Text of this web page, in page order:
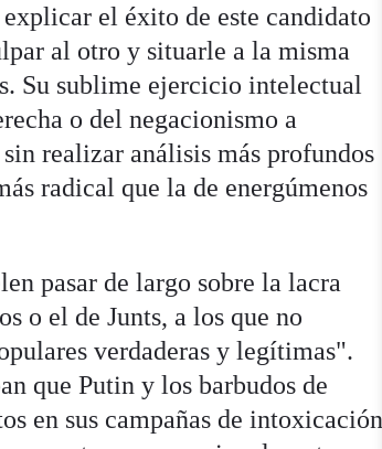
explicar el éxito de este candidato
al otro y situarle a la misma
Su sublime ejercicio intelectual
o del negacionismo a
realizar análisis más profundos
radical que la de energúmenos
pasar de largo sobre la lacra
o el de Junts, a los que no
verdaderas y legítimas".
que Putin y los barbudos de
en sus campañas de intoxicación